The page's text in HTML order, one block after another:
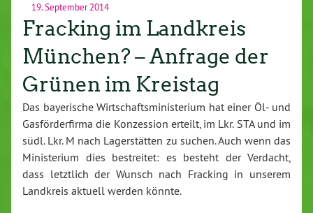
19. September 2014
Fracking im Landkreis
München? – Anfrage der
Grünen im Kreistag
Das baye­ri­sche Wirt­schafts­mi­nis­te­ri­um hat einer Öl- und
Gas­för­der­fir­ma die Kon­zes­si­on erteilt, im Lkr. STA und im
südl. Lkr. M nach La­ger­stät­ten zu suchen. Auch wenn das
Mi­nis­te­ri­um dies be­strei­tet: es besteht der Verdacht,
dass letztlich der Wunsch nach Fracking in unserem
Landkreis aktuell werden könnte.